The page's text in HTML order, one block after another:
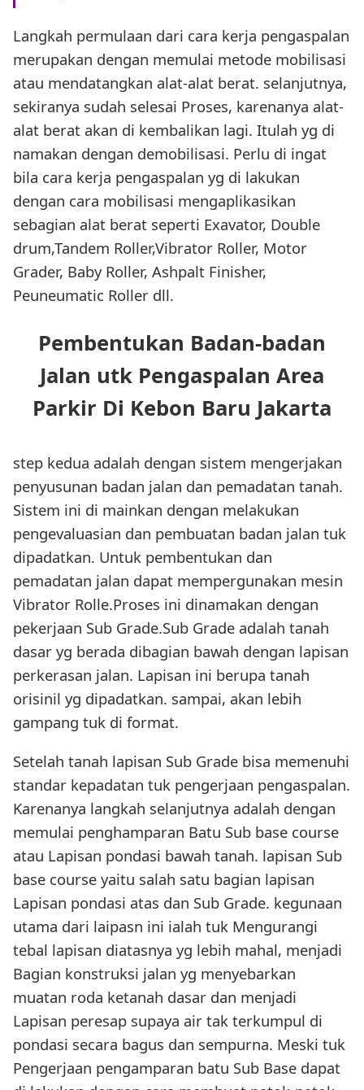
Langkah permulaan dari cara kerja pengaspalan
merupakan dengan memulai metode mobilisasi
atau mendatangkan alat-alat berat. selanjutnya,
sekiranya sudah selesai Proses, karenanya alat-
alat berat akan di kembalikan lagi. Itulah yg di
namakan dengan demobilisasi. Perlu di ingat
bila cara kerja pengaspalan yg di lakukan
dengan cara mobilisasi mengaplikasikan
sebagian alat berat seperti Exavator, Double
drum,Tandem Roller,Vibrator Roller, Motor
Grader, Baby Roller, Ashpalt Finisher,
Peuneumatic Roller dll.
Pembentukan Badan-badan
Jalan utk Pengaspalan Area
Parkir Di Kebon Baru Jakarta
step kedua adalah dengan sistem mengerjakan
penyusunan badan jalan dan pemadatan tanah.
Sistem ini di mainkan dengan melakukan
pengevaluasian dan pembuatan badan jalan tuk
dipadatkan. Untuk pembentukan dan
pemadatan jalan dapat mempergunakan mesin
Vibrator Rolle.Proses ini dinamakan dengan
pekerjaan Sub Grade.Sub Grade adalah tanah
dasar yg berada dibagian bawah dengan lapisan
perkerasan jalan. Lapisan ini berupa tanah
orisinil yg dipadatkan. sampai, akan lebih
gampang tuk di format.
Setelah tanah lapisan Sub Grade bisa memenuhi
standar kepadatan tuk pengerjaan pengaspalan.
Karenanya langkah selanjutnya adalah dengan
memulai penghamparan Batu Sub base course
atau Lapisan pondasi bawah tanah. lapisan Sub
base course yaitu salah satu bagian lapisan
Lapisan pondasi atas dan Sub Grade. kegunaan
utama dari laipasn ini ialah tuk Mengurangi
tebal lapisan diatasnya yg lebih mahal, menjadi
Bagian konstruksi jalan yg menyebarkan
muatan roda ketanah dasar dan menjadi
Lapisan peresap supaya air tak terkumpul di
pondasi secara bagus dan sempurna. Meski tuk
Pengerjaan pengamparan batu Sub Base dapat